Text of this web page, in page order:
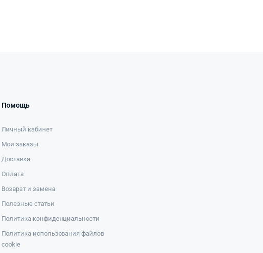
Помощь
Личный кабинет
Мои заказы
Доставка
Оплата
Возврат и замена
Полезные статьи
Политика конфиденциальности
Политика использования файлов
cookie